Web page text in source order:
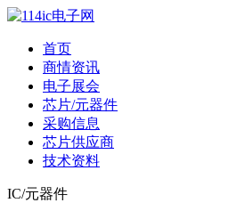
首页
商情资讯
电子展会
芯片/元器件
采购信息
芯片供应商
技术资料
IC/元器件